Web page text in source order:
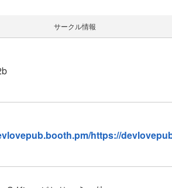
サークル情報
https://